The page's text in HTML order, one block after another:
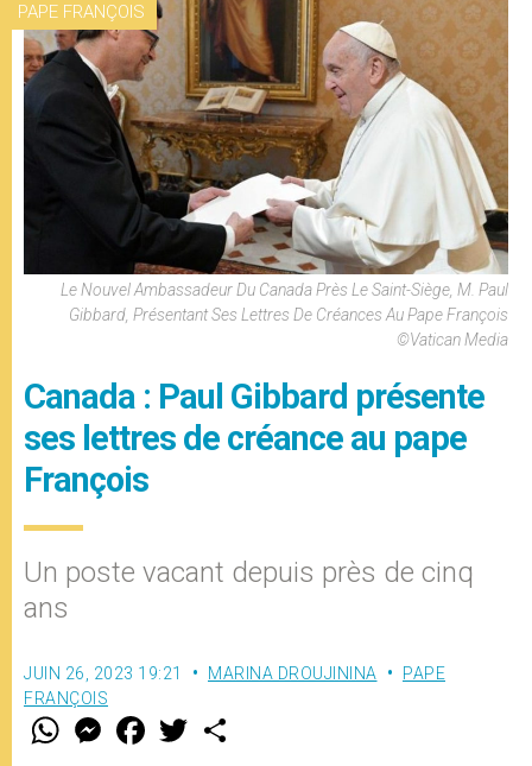
PAPE FRANÇOIS
Le Nouvel Ambassadeur Du Canada Près Le Saint-Siège, M. Paul
Gibbard, Présentant Ses Lettres De Créances Au Pape François
©Vatican Media
Canada : Paul Gibbard présente
ses lettres de créance au pape
François
Un poste vacant depuis près de cinq
ans
JUIN 26, 2023 19:21 MARINA DROUJININA
PAPE
FRANÇOIS
W M
e
F
a w